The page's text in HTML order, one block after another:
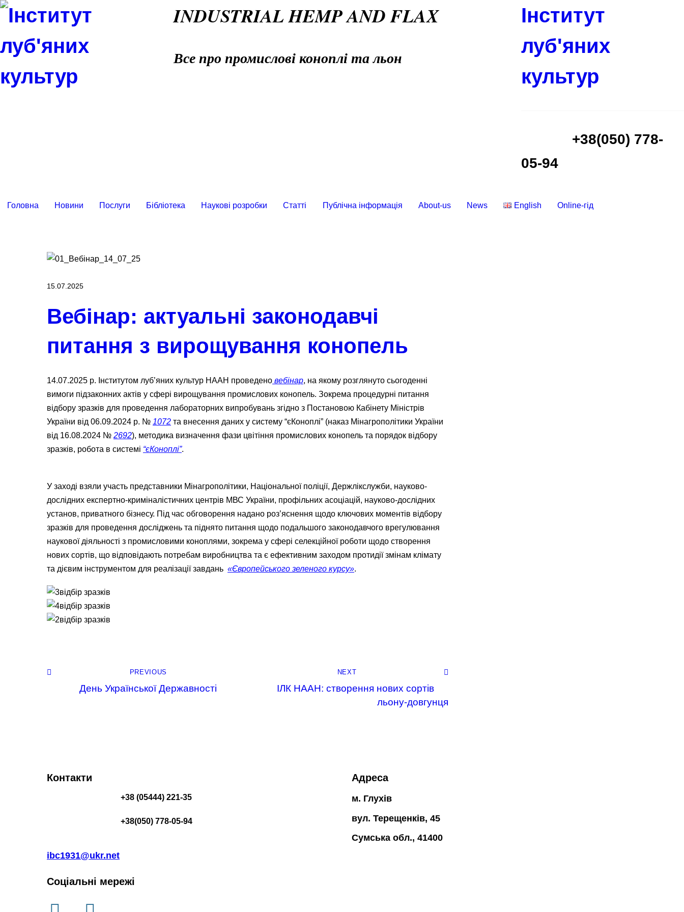
INDUSTRIAL HEMP AND FLAX
Все про промислові коноплі та льон
Інститут
луб'яних
культур
+38(050) 778-
05-94
Головна Новини Послуги Бібліотека Наукові розробки Статті Публічна інформація About-us News English Online-гід
15.07.2025
Вебінар: актуальні законодавчі
питання з вирощування конопель
14.07.2025 р. Інститутом луб’яних культур НААН проведено вебінар, на якому розглянуто сьогоденні
вимоги підзаконних актів у сфері вирощування промислових конопель. Зокрема процедурні питання
відбору зразків для проведення лабораторних випробувань згідно з Постановою Кабінету Міністрів
України від 06.09.2024 р. № 1072 та внесення даних у систему “єКоноплі” (наказ Мінагрополітики України
від 16.08.2024 № 2692), методика визначення фази цвітіння промислових конопель та порядок відбору
зразків, робота в системі “єКоноплі”.
У заході взяли участь представники Мінагрополітики, Національної поліції, Держлікслужби, науково-
дослідних експертно-криміналістичних центрів МВС України, профільних асоціацій, науково-дослідних
установ, приватного бізнесу. Під час обговорення надано роз’яснення щодо ключових моментів відбору
зразків для проведення досліджень та піднято питання щодо подальшого законодавчого врегулювання
наукової діяльності з промисловими коноплями, зокрема у сфері селекційної роботи щодо створення
нових сортів, що відповідають потребам виробництва та є ефективним заходом протидії змінам клімату
та дієвим інструментом для реалізації завдань «Європейського зеленого курсу».
PREVIOUS
День Української Державності
NEXT
ІЛК НААН: створення нових сортів
льону-довгунця
Контакти
+38 (05444) 221-35
+38(050) 778-05-94
ibc1931@ukr.net
Соціальні мережі
Адреса
м. Глухів
вул. Терещенків, 45
Сумська обл., 41400